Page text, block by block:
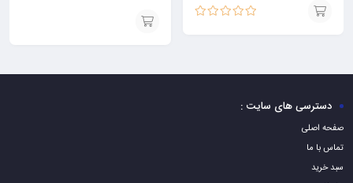
دسترسی های سایت :
صفحه اصلی
تماس با ما
سبد خرید